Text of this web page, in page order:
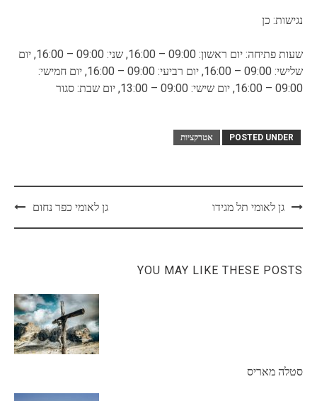
נגישות: כן
שעות פתיחה: יום ראשון: 09:00 – 16:00, שני: 09:00 – 16:00, יום
שלישי: 09:00 – 16:00, יום רביעי: 09:00 – 16:00, יום חמישי:
09:00 – 16:00, יום שישי: 09:00 – 13:00, יום שבת: סגור
POSTED UNDER אטרקציות
Postגן לאומי תל מגידו גן לאומי כפר נחום
YOU MAY LIKE THESE POSTS
סטלה מאריס